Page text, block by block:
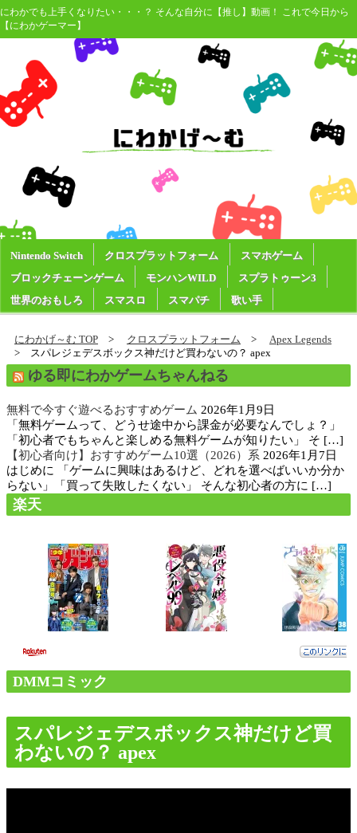
にわかでも上手くなりたい・・・？ そんな自分に【推し】動画！ これで今日から
【にわかゲーマー】
Nintendo Switch クロスプラットフォーム
スマホゲーム
ブロックチェーンゲーム
モンハンWILD
スプラトゥーン3
世界のおもしろ
スマスロ スマパチ 歌い手
にわかげ～む TOP クロスプラットフォーム
Apex Legends
スパレジェデスボックス神だけど買わないの？ apex
ゆる即にわかゲームちゃんねる
無料で今すぐ遊べるおすすめゲーム 2026年1月9日
「無料ゲームって、どうせ途中から課金が必要なんでしょ？」
「初心者でもちゃんと楽しめる無料ゲームが知りたい」 そ […]
【初心者向け】おすすめゲーム10選（2026）系 2026年1月7日
はじめに 「ゲームに興味はあるけど、どれを選べばいいか分か
らない」「買って失敗したくない」 そんな初心者の方に […]
楽天
DMMコミック
スパレジェデスボックス神だけど買
わないの？ apex